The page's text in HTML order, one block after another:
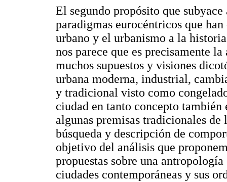
El segundo propósito que
paradigmas eurocéntricos que
urbano y el urbanismo a la
nos parece que es precisamente
muchos supuestos y visiones
urbana moderna, industrial,
y tradicional visto como
ciudad en tanto concepto
algunas premisas tradicionales
búsqueda y descripción de
objetivo del análisis que
propuestas sobre una
ciudades contemporáneas y sus